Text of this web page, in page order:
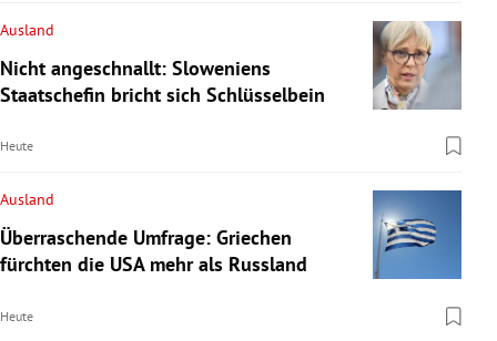
Ausland
Nicht angeschnallt: Sloweniens
Staatschefin bricht sich Schlüsselbein
Heute
Ausland
Überraschende Umfrage: Griechen
fürchten die USA mehr als Russland
Heute